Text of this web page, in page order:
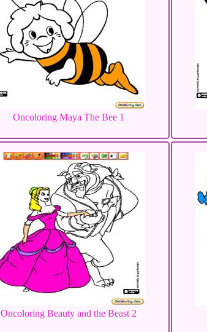
Oncoloring Maya The Bee 1
Oncoloring Beauty and the Beast 2